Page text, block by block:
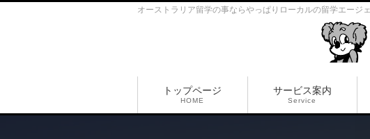
オーストラリア留学の事ならやっぱりローカルの留学エー
トップページ
HOME
サービス案内
Service